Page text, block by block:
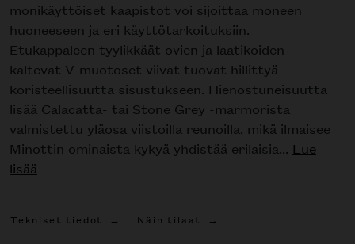
monikäyttöiset kaapistot voi sijoittaa moneen
huoneeseen ja eri käyttötarkoituksiin.
Etukappaleen tyylikkäät ovien ja laatikoiden
kaltevat V-muotoset viivat tuovat hillittyä
koristeellisuutta sisustukseen. Hienostuneisuutta
lisää Calacatta- tai Stone Grey -marmorista
valmistettu yläosa viistoilla reunoilla, mikä ilmaisee
Minottin ominaista kykyä yhdistää erilaisia... Lue
lisää
Tekniset tiedot
Näin tilaat